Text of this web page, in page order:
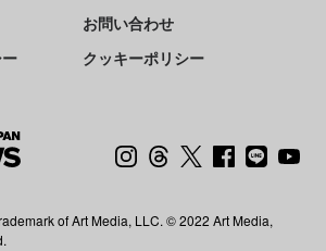
お問い合わせ
クッキーポリシー
of Art Media, LLC. © 2022 Art Media,